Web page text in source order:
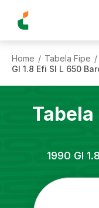
Home / Tabela Fipe /
Gl 1.8 Efi Sl L 650
Tabela
1990 Gl